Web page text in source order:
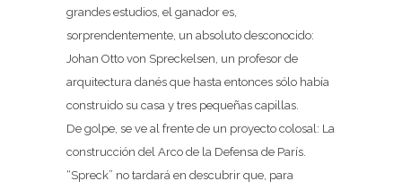
grandes estudios, el ganador es,
sorprendentemente, un absoluto desconocido:
Johan Otto von Spreckelsen, un profesor de
arquitectura danés que hasta entonces sólo había
construido su casa y tres pequeñas capillas.
De golpe, se ve al frente de un proyecto colosal: La
construcción del Arco de la Defensa de París.
“Spreck” no tardará en descubrir que, para